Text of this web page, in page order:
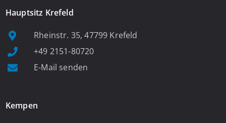
Hauptsitz Krefeld
Rheinstr. 35, 47799 Krefeld
+49 2151-80720
E-Mail senden
Kempen